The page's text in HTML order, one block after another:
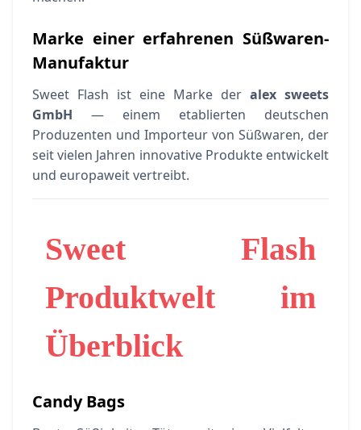
Marke einer erfahrenen Süßwaren-
Manufaktur
Sweet Flash ist eine Marke der alex sweets
GmbH — einem etablierten deutschen
Produzenten und Importeur von Süßwaren, der
seit vielen Jahren innovative Produkte entwickelt
und europaweit vertreibt.
Sweet Flash
Produktwelt im
Überblick
Candy Bags